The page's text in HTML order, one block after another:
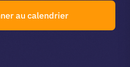
au calendrier